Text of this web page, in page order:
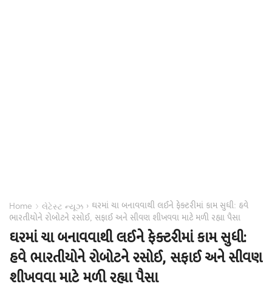
Home › લેટેસ્ટ ન્યૂઝ › ઘરમાં ચા બનાવવાથી લઈને ફેક્ટરીમાં કામ સુધી: હવે
ભારતીયોને રોબોટને રસોઈ, સફાઈ અને સીવણ શીખવવા માટે મળી રહ્યા પૈસા
ઘરમાં ચા બનાવવાથી લઈને ફેક્ટરીમાં કામ સુધી:
હવે ભારતીયોને રોબોટને રસોઈ, સફાઈ અને સીવણ
શીખવવા માટે મળી રહ્યા પૈસા